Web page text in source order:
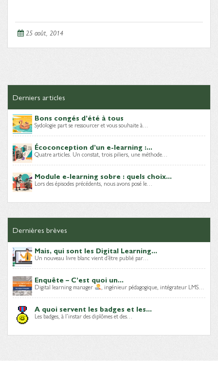
25 août, 2014
Derniers articles
Bons congés d’été à tous
Sydologie part se ressourcer et vous souhaite à…
Écoconception d’un e-learning :...
Quatre articles. Un constat, trois piliers, une méthode…
Module e-learning sobre : quels choix...
Lors des épisodes précédents, nous avons posé le…
Dernières brèves
Mais, qui sont les Digital Learning...
Un nouveau livre blanc vient d’être publié par…
Enquête – C’est quoi un...
Digital learning manager , ingénieur pédagogique, intégrateur LMS…
A quoi servent les badges et les...
Les badges, à l’instar des diplômes et des…